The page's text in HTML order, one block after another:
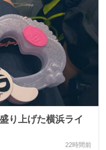
り上げた横浜ライ
22時間前